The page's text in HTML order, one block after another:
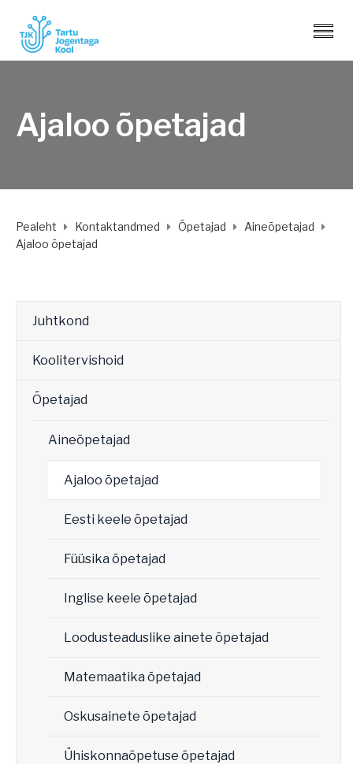
Ajaloo õpetajad
Pealeht Kontaktandmed Õpetajad
Aineõpetajad
Ajaloo õpetajad
Juhtkond
Koolitervishoid
Õpetajad
Aineõpetajad
Ajaloo õpetajad
Eesti keele õpetajad
Füüsika õpetajad
Inglise keele õpetajad
Loodusteaduslike ainete õpetajad
Matemaatika õpetajad
Oskusainete õpetajad
Ühiskonnaõpetuse õpetajad